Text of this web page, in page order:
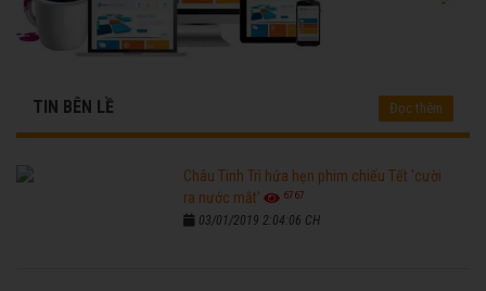
TIN BÊN LỀ Đọc thêm
Châu Tinh Trì hứa hẹn phim chiếu Tết 'cười
ra nước mắt'
6767
03/01/2019 2:04:06 CH